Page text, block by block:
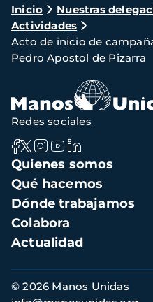
Ruta
de
navegación
Inicio Nuestras
Actividades
Acto de inicio de
Pedro Apostol de Pizarra
Navegación
principal
Quienes somos
Qué hacemos
Dónde trabajamos
Colabora
Actualidad
Redes sociales
Información
de
© 2026 Manos Unidas